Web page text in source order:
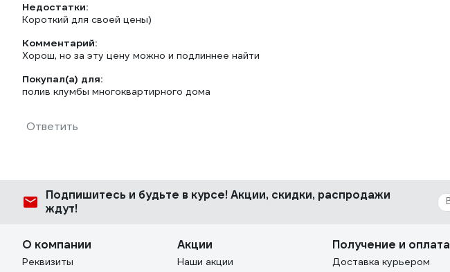
Недостатки:
Короткий для своей цены)
Комментарий:
Хорош, но за эту цену можно и подлиннее найти
Покупал(а) для:
полив клумбы многоквартирного дома
Ответить
Подпишитесь и будьте в курсе! Акции, скидки, распродажи
ждут!
О компании
Реквизиты
Акции
Наши акции
Получение и оплата
Доставка курьером